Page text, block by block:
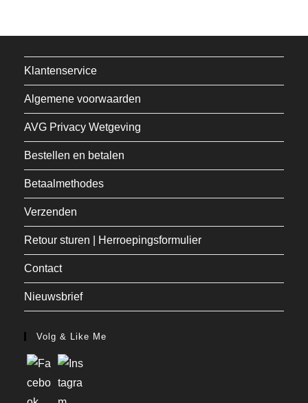
Klantenservice
Algemene voorwaarden
AVG Privacy Wetgeving
Bestellen en betalen
Betaalmethodes
Verzenden
Retour sturen | Herroepingsformulier
Contact
Nieuwsbrief
Volg & Like Me